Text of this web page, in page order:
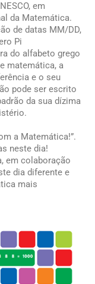
em
da Matemática.
de datas MM/DD,
Pi
do alfabeto grego
matemática, a
e o seu
pode ser escrito
da sua dízima
a Matemática!”.
neste dia!
em colaboração
dia diferente e
mais